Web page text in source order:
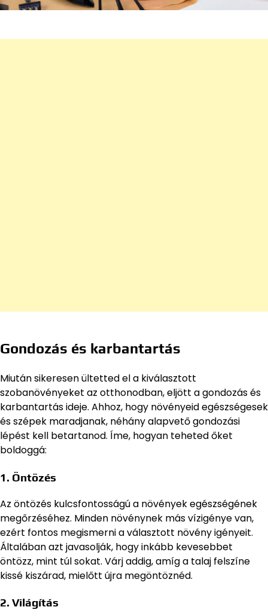
Gondozás és karbantartás
Miután sikeresen ültetted el a kiválasztott
szobanövényeket az otthonodban, eljött a gondozás és
karbantartás ideje. Ahhoz, hogy növényeid egészségesek
és szépek maradjanak, néhány alapvető gondozási
lépést kell betartanod. Íme, hogyan teheted őket
boldoggá:
1. Öntözés
Az öntözés kulcsfontosságú a növények egészségének
megőrzéséhez. Minden növénynek más vízigénye van,
ezért fontos megismerni a választott növény igényeit.
Általában azt javasolják, hogy inkább kevesebbet
öntözz, mint túl sokat. Várj addig, amíg a talaj felszíne
kissé kiszárad, mielőtt újra megöntöznéd.
2. Világítás